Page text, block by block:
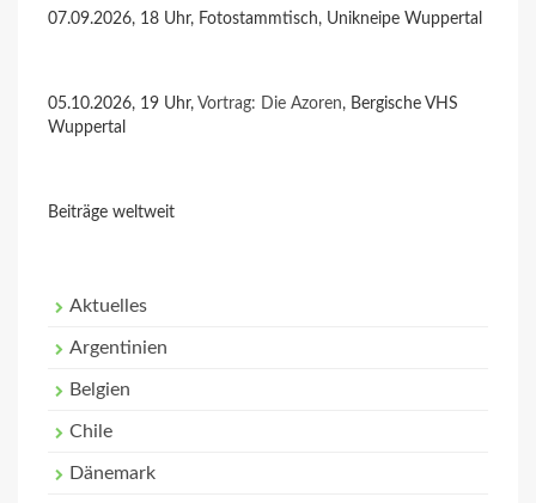
07.09.2026, 18 Uhr, Fotostammtisch, Unikneipe Wuppertal
05.10.2026, 19 Uhr, Vortrag: Die Azoren, Bergische VHS
Wuppertal
Beiträge weltweit
Aktuelles
Argentinien
Belgien
Chile
Dänemark